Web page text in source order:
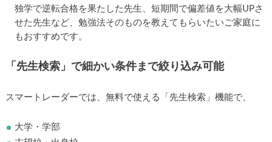
独学で逆転合格を果たした先生、短期間で偏差値を大幅UPさ
せた先生など、勉強法そのものを教えてもらいたいご家庭に
もおすすめです。
「先生検索」で細かい条件まで絞り込み可能
スマートレーダーでは、無料で使える「先生検索」機能で、
大学・学部